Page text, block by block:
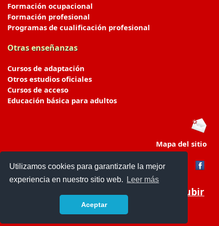
Utilizamos cookies para garantizarle la mejor
experiencia en nuestro sitio web.
Leer más
Aceptar
Formación ocupacional
Formación profesional
Programas de cualificación profesional
Otras enseñanzas
Cursos de adaptación
Otros estudios oficiales
Cursos de acceso
Educación básica para adultos
Mapa del sitio
Subir